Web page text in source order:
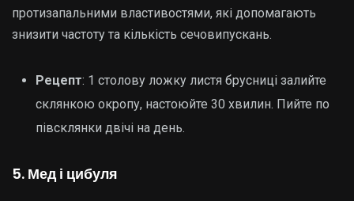
протизапальними властивостями, які допомагають
знизити частоту та кількість сечовипускань.
Рецепт: 1 столову ложку листя брусниці залийте
склянкою окропу, настоюйте 30 хвилин. Пийте по
півсклянки двічі на день.
5. Мед і цибуля